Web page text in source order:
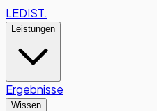
LEDIST.
Leistungen
Ergebnisse
Wissen